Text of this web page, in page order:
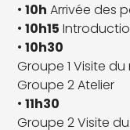
•10h Arrivée des
•10h15
•10h30
Groupe 1 Visite
Groupe 2 Atelier
•11h30
Groupe 2 Visite